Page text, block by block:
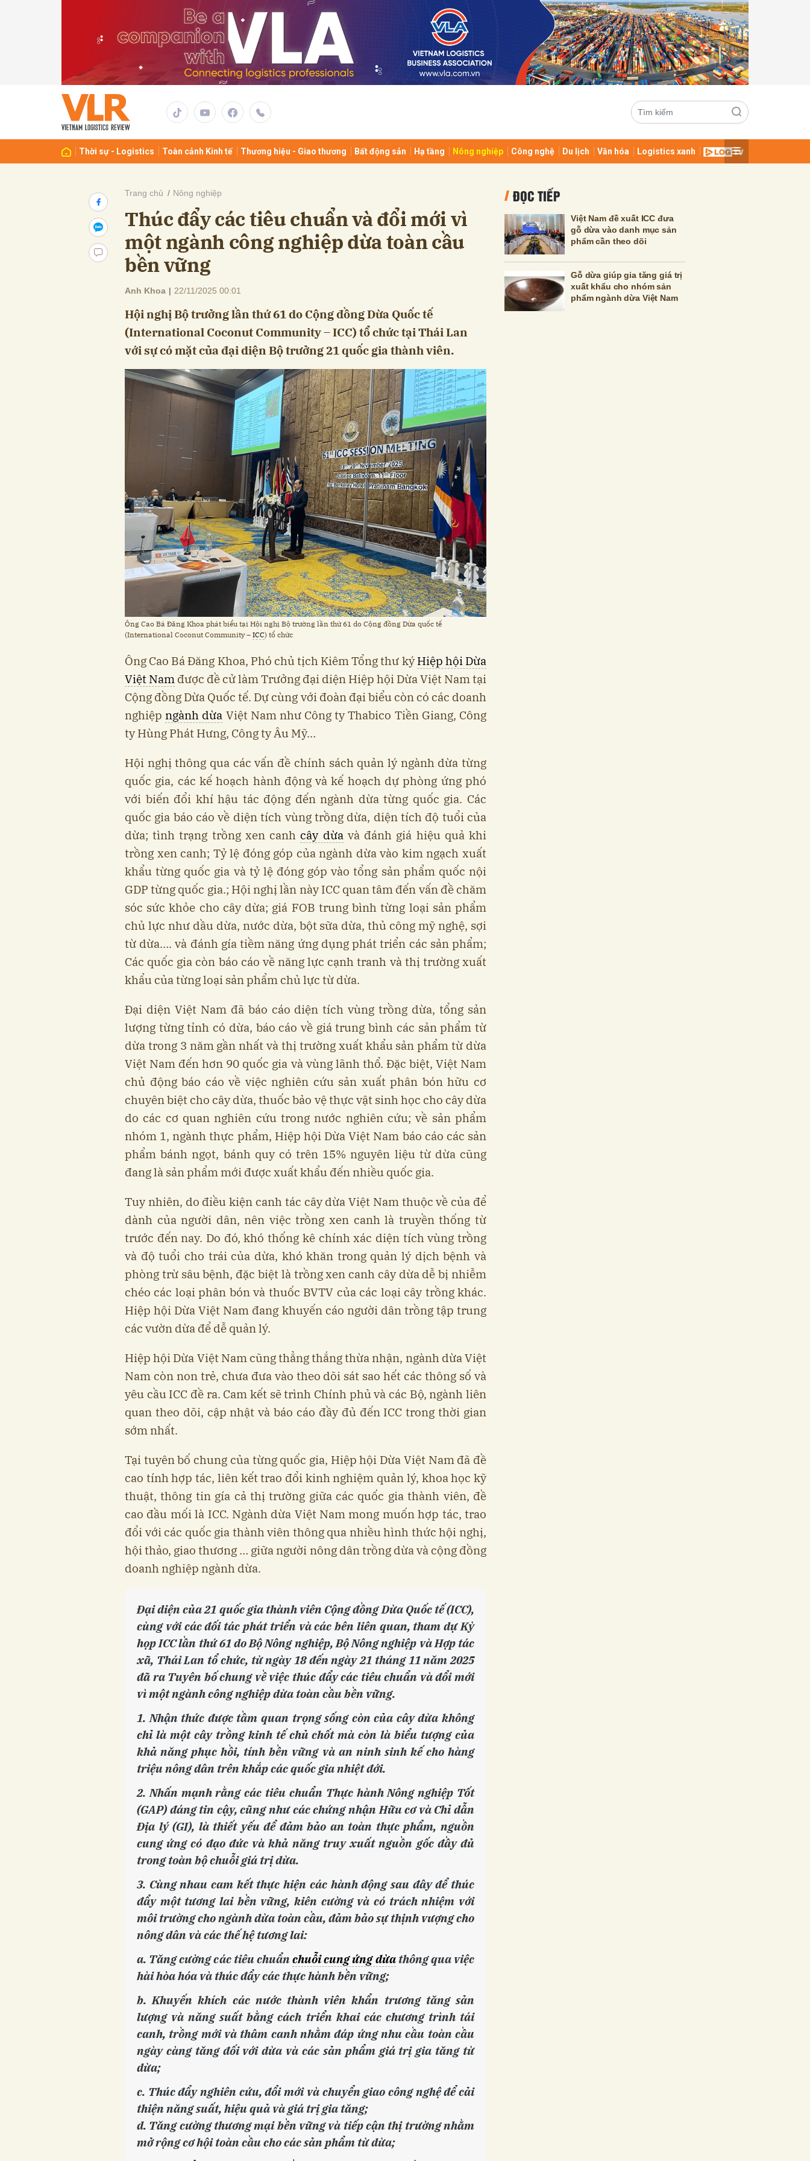
Thời sự - Logistics Toàn cảnh Kinh tế Thương hiệu - Giao thương Bất động sản Hạ tầng Nông nghiệp Công nghệ Du lịch Văn hóa Logistics xanh
Trang chủ Nông nghiệp
Thúc đẩy các tiêu chuẩn và đổi mới vì
một ngành công nghiệp dừa toàn cầu
bền vững
Anh Khoa | 22/11/2025 00:01
Hội nghị Bộ trưởng lần thứ 61 do Cộng đồng Dừa Quốc tế
(International Coconut Community – ICC) tổ chức tại Thái Lan
với sự có mặt của đại diện Bộ trưởng 21 quốc gia thành viên.
Ông Cao Bá Đăng Khoa phát biểu tại Hội nghị Bộ trường lần thứ 61 do Cộng đồng Dừa quốc tế
(International Coconut Community – ICC) tổ chức
Ông Cao Bá Đăng Khoa, Phó chủ tịch Kiêm Tổng thư ký Hiệp hội Dừa
Việt Nam được đề cử làm Trưởng đại diện Hiệp hội Dừa Việt Nam tại
Cộng đồng Dừa Quốc tế. Dự cùng với đoàn đại biểu còn có các doanh
nghiệp ngành dừa Việt Nam như Công ty Thabico Tiền Giang, Công
ty Hùng Phát Hưng, Công ty Âu Mỹ…
Hội nghị thông qua các vấn đề chính sách quản lý ngành dừa từng
quốc gia, các kế hoạch hành động và kế hoạch dự phòng ứng phó
với biến đổi khí hậu tác động đến ngành dừa từng quốc gia. Các
quốc gia báo cáo về diện tích vùng trồng dừa, diện tích độ tuổi của
dừa; tình trạng trồng xen canhcây dừa và đánh giá hiệu quả khi
trồng xen canh; Tỷ lệ đóng góp của ngành dừa vào kim ngạch xuất
khẩu từng quốc gia và tỷ lệ đóng góp vào tổng sản phẩm quốc nội
GDP từng quốc gia.; Hội nghị lần này ICC quan tâm đến vấn đề chăm
sóc sức khỏe cho cây dừa; giá FOB trung bình từng loại sản phẩm
chủ lực như dầu dừa, nước dừa, bột sữa dừa, thủ công mỹ nghệ, sợi
từ dừa…. và đánh gía tiềm năng ứng dụng phát triển các sản phẩm;
Các quốc gia còn báo cáo về năng lực cạnh tranh và thị trường xuất
khẩu của từng loại sản phẩm chủ lực từ dừa.
Đại diện Việt Nam đã báo cáo diện tích vùng trồng dừa, tổng sản
lượng từng tỉnh có dừa, báo cáo về giá trung bình các sản phẩm từ
dừa trong 3 năm gần nhất và thị trường xuất khẩu sản phẩm từ dừa
Việt Nam đến hơn 90 quốc gia và vùng lãnh thổ. Đặc biệt, Việt Nam
chủ động báo cáo về việc nghiên cứu sản xuất phân bón hữu cơ
chuyên biệt cho cây dừa, thuốc bảo vệ thực vật sinh học cho cây dừa
do các cơ quan nghiên cứu trong nước nghiên cứu; về sản phẩm
nhóm 1, ngành thực phẩm, Hiệp hội Dừa Việt Nam báo cáo các sản
phẩm bánh ngọt, bánh quy có trên 15% nguyên liệu từ dừa cũng
đang là sản phẩm mới được xuất khẩu đến nhiều quốc gia.
Tuy nhiên, do điều kiện canh tác cây dừa Việt Nam thuộc về của để
dành của người dân, nên việc trồng xen canh là truyền thống từ
trước đến nay. Do đó, khó thống kê chính xác diện tích vùng trồng
và độ tuổi cho trái của dừa, khó khăn trong quản lý dịch bệnh và
phòng trừ sâu bệnh, đặc biệt là trồng xen canh cây dừa dễ bị nhiễm
chéo các loại phân bón và thuốc BVTV của các loại cây trồng khác.
Hiệp hội Dừa Việt Nam đang khuyến cáo người dân trồng tập trung
các vườn dừa để dễ quản lý.
Hiệp hội Dừa Việt Nam cũng thẳng thắng thừa nhận, ngành dừa Việt
Nam còn non trẻ, chưa đưa vào theo dõi sát sao hết các thông số và
yêu cầu ICC đề ra. Cam kết sẽ trình Chính phủ và các Bộ, ngành liên
quan theo dõi, cập nhật và báo cáo đầy đủ đến ICC trong thời gian
sớm nhất.
Tại tuyên bố chung của từng quốc gia, Hiệp hội Dừa Việt Nam đã đề
cao tính hợp tác, liên kết trao đổi kinh nghiệm quản lý, khoa học kỹ
thuật, thông tin gía cả thị trường giữa các quốc gia thành viên, đề
cao đầu mối là ICC. Ngành dừa Việt Nam mong muốn hợp tác, trao
đổi với các quốc gia thành viên thông qua nhiều hình thức hội nghị,
hội thảo, giao thương … giữa người nông dân trồng dừa và cộng đồng
doanh nghiệp ngành dừa.
Đại diện của 21 quốc gia thành viên Cộng đồng Dừa Quốc tế (ICC),
cùng với các đối tác phát triển và các bên liên quan, tham dự Kỳ
họp ICC lần thứ 61 do Bộ Nông nghiệp, Bộ Nông nghiệp và Hợp tác
xã, Thái Lan tổ chức, từ ngày 18 đến ngày 21 tháng 11 năm 2025
đã ra Tuyên bố chung về việc thúc đẩy các tiêu chuẩn và đổi mới
vì một ngành công nghiệp dừa toàn cầu bền vững.
1. Nhận thức được tầm quan trọng sống còn của cây dừa không
chỉ là một cây trồng kinh tế chủ chốt mà còn là biểu tượng của
khả năng phục hồi, tính bền vững và an ninh sinh kế cho hàng
triệu nông dân trên khắp các quốc gia nhiệt đới.
2. Nhấn mạnh rằng các tiêu chuẩn Thực hành Nông nghiệp Tốt
(GAP) đáng tin cậy, cũng như các chứng nhận Hữu cơ và Chỉ dẫn
Địa lý (GI), là thiết yếu để đảm bảo an toàn thực phẩm, nguồn
cung ứng có đạo đức và khả năng truy xuất nguồn gốc đầy đủ
trong toàn bộ chuỗi giá trị dừa.
3. Cùng nhau cam kết thực hiện các hành động sau đây để thúc
đẩy một tương lai bền vững, kiên cường và có trách nhiệm với
môi trường cho ngành dừa toàn cầu, đảm bảo sự thịnh vượng cho
nông dân và các thế hệ tương lai:
a. Tăng cường các tiêu chuẩnchuỗi cung ứng dừathông qua việc
hài hòa hóa và thúc đẩy các thực hành bền vững;
b. Khuyến khích các nước thành viên khẩn trương tăng sản
lượng và năng suất bằng cách triển khai các chương trình tái
canh, trồng mới và thâm canh nhằm đáp ứng nhu cầu toàn cầu
ngày càng tăng đối với dừa và các sản phẩm giá trị gia tăng từ
dừa;
c. Thúc đẩy nghiên cứu, đổi mới và chuyển giao công nghệ để cải
thiện năng suất, hiệu quả và giá trị gia tăng;
d. Tăng cường thương mại bền vững và tiếp cận thị trường nhằm
mở rộng cơ hội toàn cầu cho các sản phẩm từ dừa;
ĐỌC TIẾP
Việt Nam đề xuất ICC đưa
gỗ dừa vào danh mục sản
phẩm cần theo dõi
Gỗ dừa giúp gia tăng giá trị
xuất khẩu cho nhóm sản
phẩm ngành dừa Việt Nam
Gửi bình luận